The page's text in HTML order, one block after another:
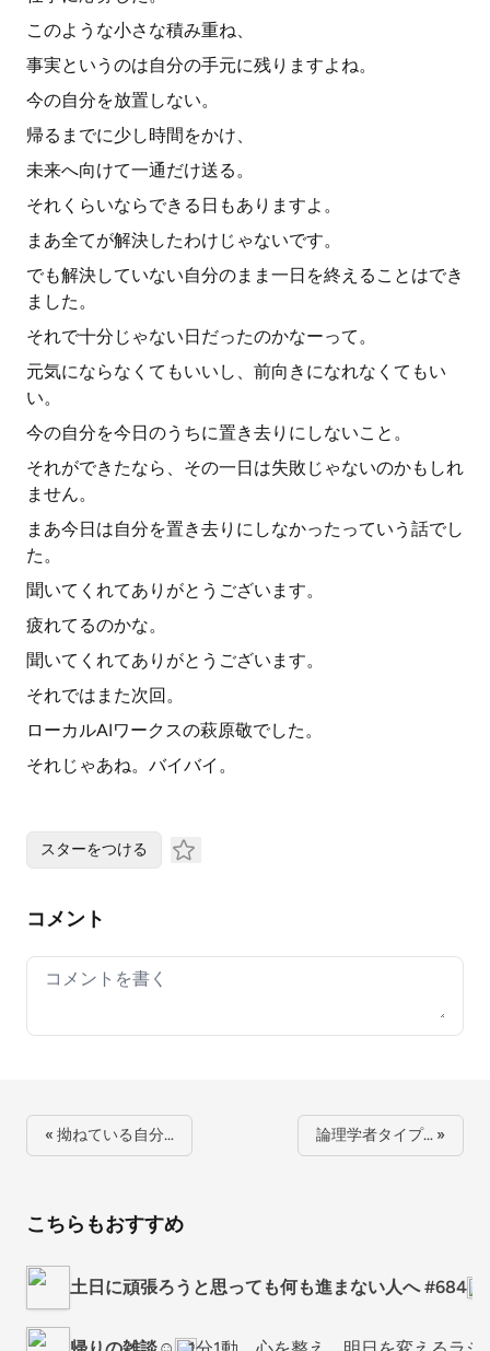
このような小さな積み重ね、
事実というのは自分の手元に残りますよね。
今の自分を放置しない。
帰るまでに少し時間をかけ、
未来へ向けて一通だけ送る。
それくらいならできる日もありますよ。
まあ全てが解決したわけじゃないです。
でも解決していない自分のまま一日を終えることはでき
ました。
それで十分じゃない日だったのかなーって。
元気にならなくてもいいし、前向きになれなくてもい
い。
今の自分を今日のうちに置き去りにしないこと。
それができたなら、その一日は失敗じゃないのかもしれ
ません。
まあ今日は自分を置き去りにしなかったっていう話でし
た。
聞いてくれてありがとうございます。
疲れてるのかな。
聞いてくれてありがとうございます。
それではまた次回。
ローカルAIワークスの萩原敬でした。
それじゃあね。バイバイ。
スターをつける
コメント
Your comment
« 拗ねている自分… 論理学者タイプ… »
こちらもおすすめ
土日に頑張ろうと思っても何も進まない人へ #684